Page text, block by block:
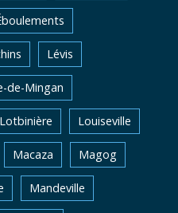
Lévis
de-Mingan
Lotbinière Louiseville
Macaza Magog
Mandeville